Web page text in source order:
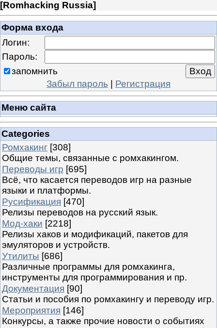
[Romhacking Russia]
Форма входа
Логин:
Пароль:
запомнить
Забыл пароль | Регистрация
Меню сайта
Categories
Ромхакинг [308]
Общие темы, связанные с ромхакингом.
Переводы игр [695]
Всё, что касается переводов игр на разные
языки и платформы.
Русификация [470]
Релизы переводов на русский язык.
Мод-хаки [2218]
Релизы хаков и модификаций, пакетов для
эмуляторов и устройств.
Утилиты [686]
Различные программы для ромхакинга,
инструменты для программирования и пр.
Документация [90]
Статьи и пособия по ромхакингу и переводу игр.
Мероприятия [146]
Конкурсы, а также прочие новости о событиях